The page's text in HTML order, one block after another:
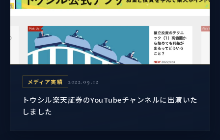
メディア実績 2022.09.12
トウシル楽天証券のYouTubeチャンネルに出演いた
しました